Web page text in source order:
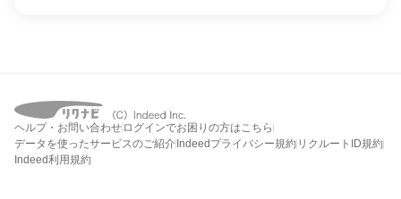
ヘルプ・お問い合わせ ログインでお困りの方はこちら
データを使ったサービスのご紹介 Indeedプライバシー規約 リクルートID規約
Indeed利用規約